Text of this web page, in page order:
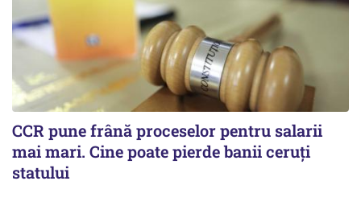
CCR pune frână proceselor pentru salarii
mai mari. Cine poate pierde banii ceruți
statului